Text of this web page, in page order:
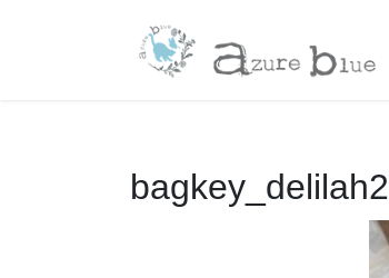
bagkey_delilah2